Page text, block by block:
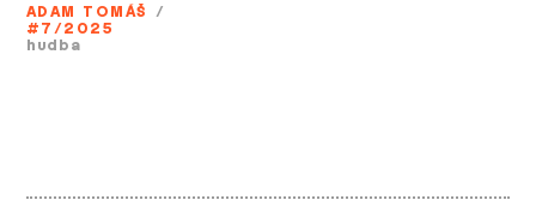
ADAM TOMÁŠ /
#7/2025
hudba